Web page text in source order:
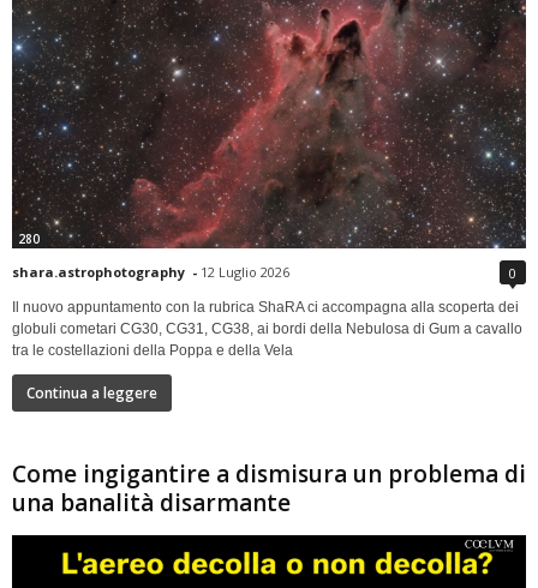
280
shara.astrophotography - 12 Luglio 2026 0
Il nuovo appuntamento con la rubrica ShaRA ci accompagna alla scoperta dei
globuli cometari CG30, CG31, CG38, ai bordi della Nebulosa di Gum a cavallo
tra le costellazioni della Poppa e della Vela
Continua a leggere
Come ingigantire a dismisura un problema di
una banalità disarmante